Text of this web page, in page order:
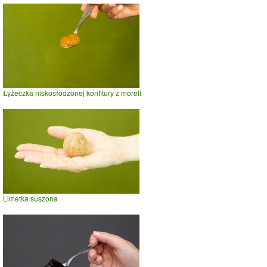
Łyżeczka niskosłodzonej konfitury z moreli
Limetka suszona